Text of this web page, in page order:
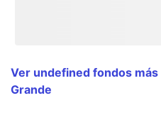
Ver undefined fondos más
Grande